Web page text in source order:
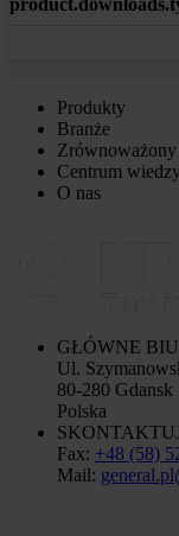
Produkty
Branże
Centrum
O nas
GŁÓWNE
Ul.
80-280 Gdansk
Polska
Fax: +48 (58)
Mail: